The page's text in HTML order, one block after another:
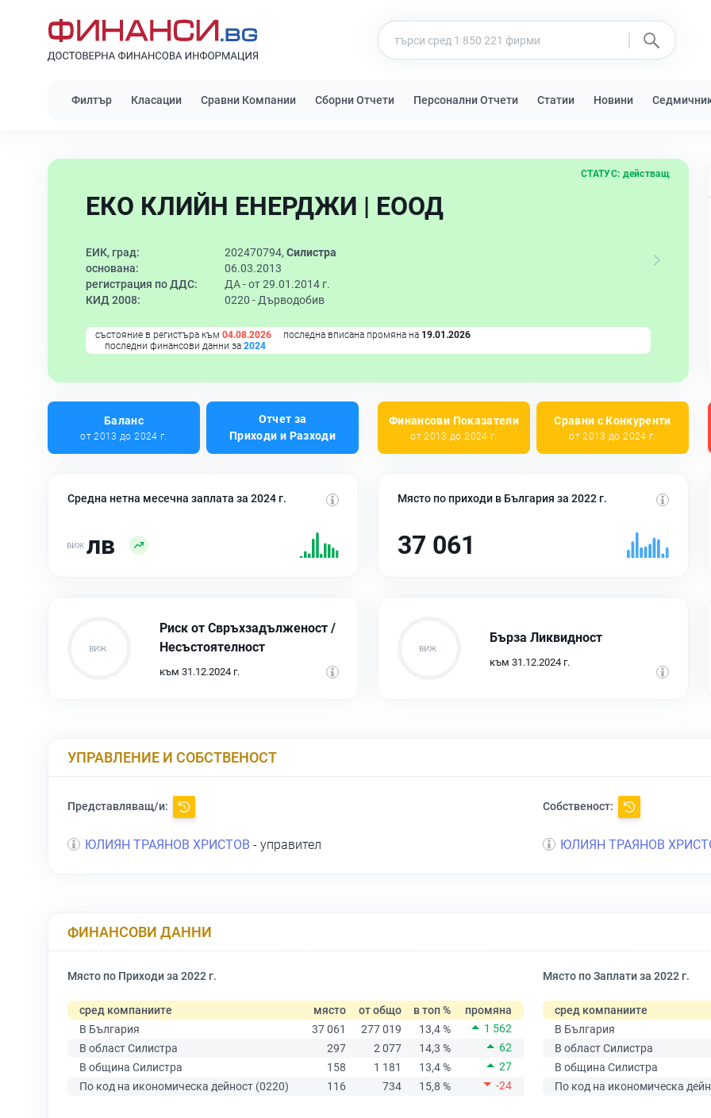
Филтър Класации Сравни Компании Сборни Отчети Персонални Отчети Статии Новини
ЕКО КЛИЙН ЕНЕРДЖИ | ЕООД
СТАТУС: действащ
ЕИК, град: 202470794, Силистра
основана:
06.03.2013
регистрация по ДДС:
ДА - от 29.01.2014 г.
КИД 2008:
0220 - Дърводобив
състояние в регистъра към 04.08.2026 последна вписана промяна на 19.01.2026
последни финансови данни за 2024
Баланс
от 2013 до 2024 г.
Отчет за
Приходи и Разходи
Финансови Показатели
от 2013 до 2024 г.
Сравни с Конкуренти
от 2013 до 2024 г.
Средна нетна месечна заплата за 2024 г.
лв
Място по приходи в България за 2022 г.
37 061
Риск от Свръхзадълженост /
Несъстоятелност
към 31.12.2024 г.
Бърза Ликвидност
към 31.12.2024 г.
УПРАВЛЕНИЕ И СОБСТВЕНОСТ
Представляващ/и:
ЮЛИЯН ТРАЯНОВ ХРИСТОВ - управител
Собственост:
ЮЛИЯН ТРАЯНОВ
ФИНАНСОВИ ДАННИ
Място по Приходи за 2022 г.
сред компаниите място от общо в топ %
промяна
В България
37 061 277 019 13,4 %
1 562
В област Силистра
297 2 077 14,3 %
62
В община Силистра
158 1 181 13,4 %
27
По код на икономическа дейност (0220)
116 734 15,8 % -24
Място по Заплати за 2022 г.
сред компаниите
В България
В област Силистра
В община Силистра
По код на икономическа